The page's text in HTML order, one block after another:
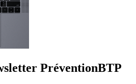
PréventionBTP